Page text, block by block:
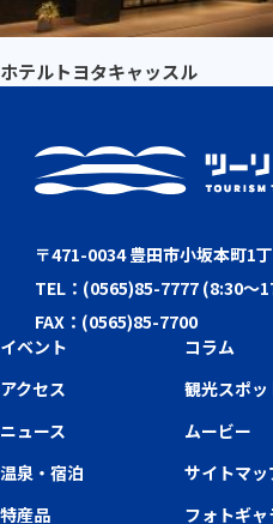
ホテルトヨタキャッスル
〒471-0034 豊田市小坂本町1
TEL：(0565)85-7777 (8:30～
FAX：(0565)85-7700
イベント
コラム
アクセス
観光スポッ
ニュース
ムービー
温泉・宿泊
サイトマッ
特産品
フォトギャ